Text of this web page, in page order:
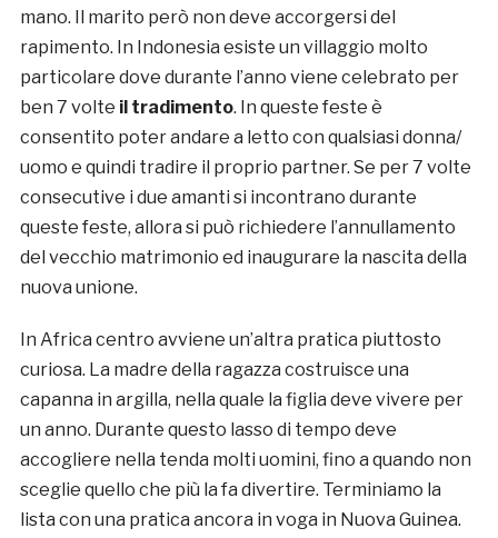
mano. Il marito però non deve accorgersi del
rapimento. In Indonesia esiste un villaggio molto
particolare dove durante l’anno viene celebrato per
ben 7 volte il tradimento. In queste feste è
consentito poter andare a letto con qualsiasi donna/
uomo e quindi tradire il proprio partner. Se per 7 volte
consecutive i due amanti si incontrano durante
queste feste, allora si può richiedere l’annullamento
del vecchio matrimonio ed inaugurare la nascita della
nuova unione.
In Africa centro avviene un’altra pratica piuttosto
curiosa. La madre della ragazza costruisce una
capanna in argilla, nella quale la figlia deve vivere per
un anno. Durante questo lasso di tempo deve
accogliere nella tenda molti uomini, fino a quando non
sceglie quello che più la fa divertire. Terminiamo la
lista con una pratica ancora in voga in Nuova Guinea.